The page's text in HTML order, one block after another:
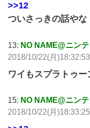
>>12
ついさっきの話やな
13: NO NAME@ニン
2018/10/22(月
ワイもスプラトゥ
15: NO NAME@ニン
2018/10/22(月